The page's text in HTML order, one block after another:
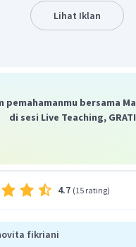
Lihat Iklan
pemahamanmu bersama
di sesi Live Teaching,
4.7 (15 rating)
fikriani